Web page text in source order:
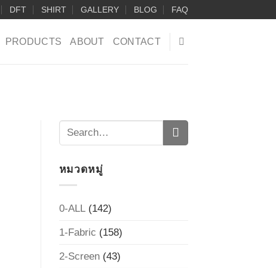
DFT SHIRT GALLERY BLOG FAQ
PRODUCTS ABOUT CONTACT
หมวดหมู่
0-ALL(142)
1-Fabric (158)
2-Screen(43)